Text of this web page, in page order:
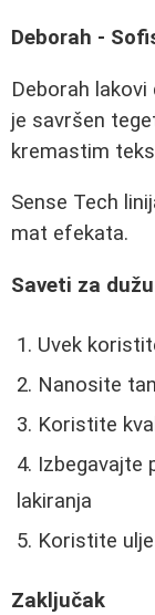
Deborah -
Deborah lakovi
je savršen
kremastim
Sense Tech
mat efekata.
Saveti za
Uvek
Nanosite
Koristite
Izbegavajte
lakiranja
Koristite
Zaključak